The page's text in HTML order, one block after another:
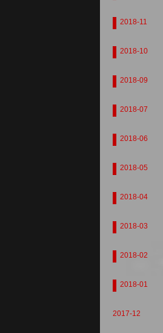
2018-11
2018-10
2018-09
2018-07
2018-06
2018-05
2018-04
2018-03
2018-02
2018-01
2017-12